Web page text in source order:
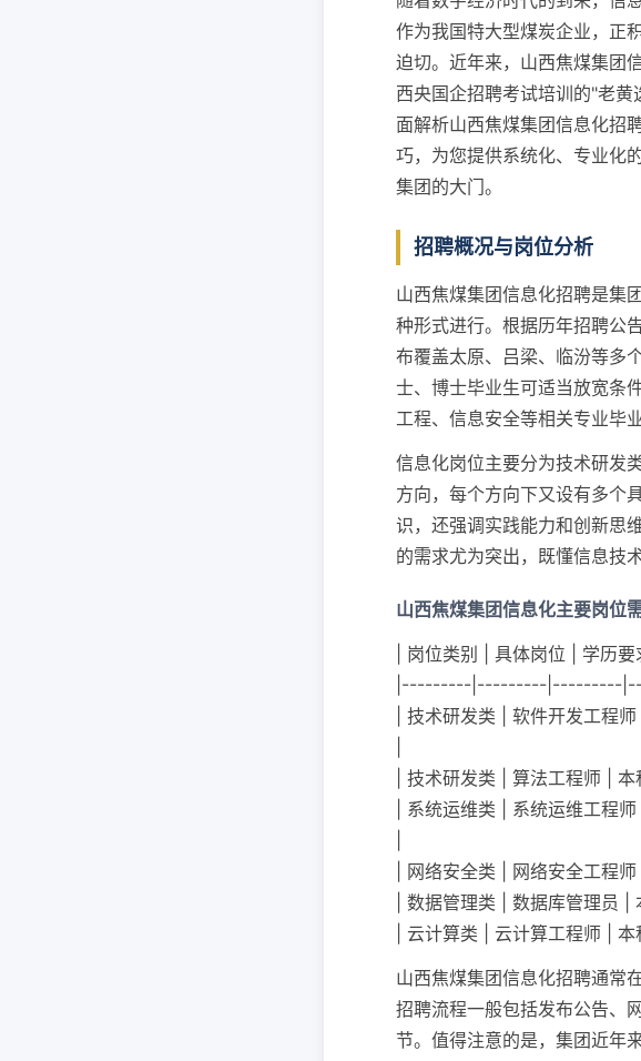
作为我国特大型煤炭企业，正
迫切。近年来，山西焦煤集团
西央国企招聘考试培训的"老
面解析山西焦煤集团信息化招
巧，为您提供系统化、专业化
集团的大门。
招聘概况与岗位分析
山西焦煤集团信息化招聘是集
种形式进行。根据历年招聘公
布覆盖太原、吕梁、临汾等多
士、博士毕业生可适当放宽条
工程、信息安全等相关专业毕
信息化岗位主要分为技术研发
方向，每个方向下又设有多个
识，还强调实践能力和创新思
的需求尤为突出，既懂信息技
山西焦煤集团信息化主要岗位
| 岗位类别 | 具体岗位 | 学历
|---------|---------|---------
| 技术研发类 | 软件开发工程
| 技术研发类 | 算法工程师 |
| 系统运维类 | 系统运维工程
| 网络安全类 | 网络安全工程
| 数据管理类 | 数据库管理员 |
| 云计算类 | 云计算工程师 |
山西焦煤集团信息化招聘通常
招聘流程一般包括发布公告、
节。值得注意的是，集团近年